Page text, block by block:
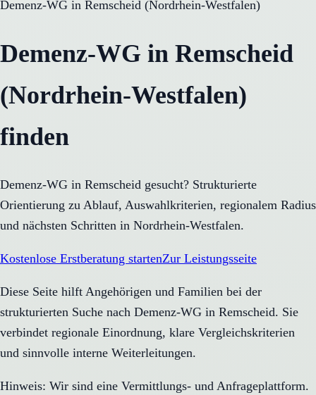
Demenz-WG in Remscheid (Nordrhein-Westfalen)
Demenz-WG in Remscheid
(Nordrhein-Westfalen)
finden
Demenz-WG in Remscheid gesucht? Strukturierte
Orientierung zu Ablauf, Auswahlkriterien, regionalem Radius
und nächsten Schritten in Nordrhein-Westfalen.
Kostenlose Erstberatung startenZur Leistungsseite
Diese Seite hilft Angehörigen und Familien bei der
strukturierten Suche nach Demenz-WG in Remscheid. Sie
verbindet regionale Einordnung, klare Vergleichskriterien
und sinnvolle interne Weiterleitungen.
Hinweis: Wir sind eine Vermittlungs- und Anfrageplattform.